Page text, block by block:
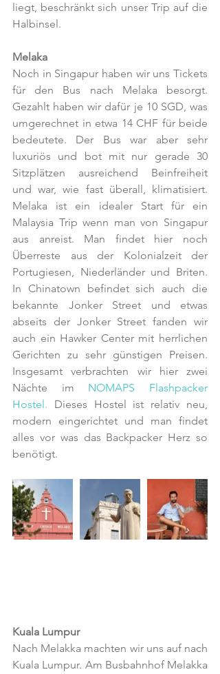
liegt, beschränkt sich unser Trip auf die
Halbinsel.
Melaka
Noch in Singapur haben wir uns Tickets
für den Bus nach Melaka besorgt.
Gezahlt haben wir dafür je 10 SGD, was
umgerechnet in etwa 14 CHF für beide
bedeutete. Der Bus war aber sehr
luxuriös und bot mit nur gerade 30
Sitzplätzen ausreichend Beinfreiheit
und war, wie fast überall, klimatisiert.
Melaka ist ein idealer Start für ein
Malaysia Trip wenn man von Singapur
aus anreist. Man findet hier noch
Überreste aus der Kolonialzeit der
Portugiesen, Niederländer und Briten.
In Chinatown befindet sich auch die
bekannte Jonker Street und etwas
abseits der Jonker Street fanden wir
auch ein Hawker Center mit herrlichen
Gerichten zu sehr günstigen Preisen.
Insgesamt verbrachten wir hier zwei
Nächte im NOMAPS Flashpacker
Hostel. Dieses Hostel ist relativ neu,
modern eingerichtet und man findet
alles vor was das Backpacker Herz so
benötigt.
Kuala Lumpur
Nach Melakka machten wir uns auf nach
Kuala Lumpur. Am Busbahnhof Melakka